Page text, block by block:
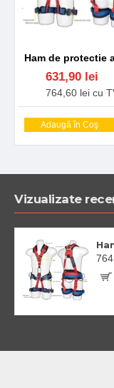
631,90 lei
764,60 lei cu
Adaugă în Coş
Vizualizate